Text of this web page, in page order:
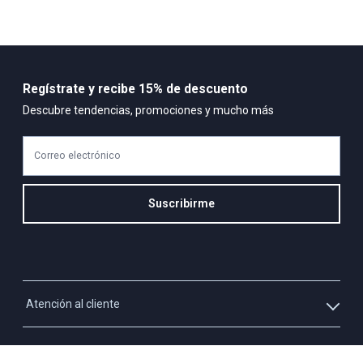
Atención al cliente
Whatsapp
Regístrate y recibe 15% de descuento
Descubre tendencias, promociones y mucho más
Correo electrónico
Suscribirme